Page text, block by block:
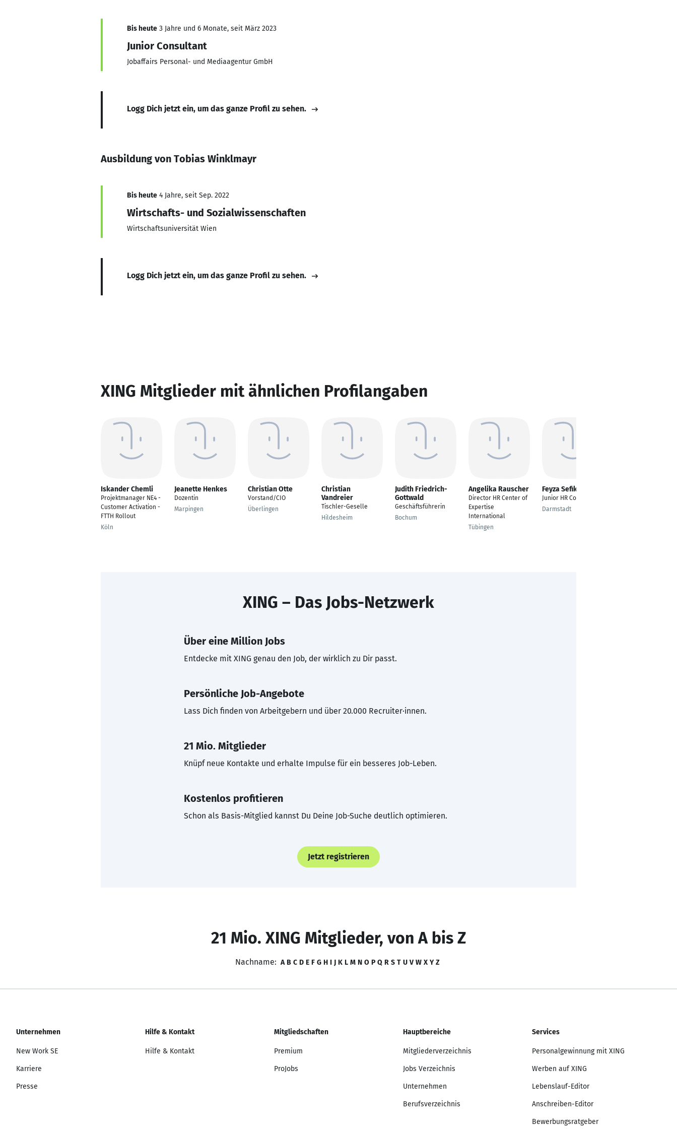
Bis heute 3 Jahre und 6 Monate, seit März 2023
Junior Consultant
Jobaffairs Personal- und Mediaagentur GmbH
Logg Dich jetzt ein, um das ganze Profil zu sehen.
Ausbildung von Tobias Winklmayr
Bis heute 4 Jahre, seit Sep. 2022
Wirtschafts- und Sozialwissenschaften
Wirtschaftsuniversität Wien
Logg Dich jetzt ein, um das ganze Profil zu sehen.
XING Mitglieder mit ähnlichen Profilangaben
Iskander Chemli
Projektmanager NE4 -
Customer Activation -
FTTH Rollout
Köln
Jeanette Henkes
Dozentin
Marpingen
Christian Otte
Vorstand/CIO
Überlingen
Christian
Vandreier
Tischler-Geselle
Hildesheim
Judith Friedrich-
Gottwald
Geschäftsführerin
Bochum
Angelika Rauscher
Director HR Center of
Expertise
International
Tübingen
Feyza Sefika Akyüz
Junior HR Consultant
Darmstadt
XING – Das Jobs-Netzwerk
Über eine Million Jobs
Entdecke mit XING genau den Job, der wirklich zu Dir passt.
Persönliche Job-Angebote
Lass Dich finden von Arbeitgebern und über 20.000 Recruiter·innen.
21 Mio. Mitglieder
Knüpf neue Kontakte und erhalte Impulse für ein besseres Job-Leben.
Kostenlos profitieren
Schon als Basis-Mitglied kannst Du Deine Job-Suche deutlich optimieren.
Jetzt registrieren
21 Mio. XING Mitglieder, von A bis Z
Nachname: A B C D E F G H I J K L M N O P Q R S T U V W X Y Z
Unternehmen
New Work SE
Karriere
Presse
Hilfe & Kontakt
Hilfe & Kontakt
Mitgliedschaften
Premium
ProJobs
Hauptbereiche
Mitgliederverzeichnis
Jobs Verzeichnis
Unternehmen
Berufsverzeichnis
Services
Personalgewinnung mit XING
Werben auf XING
Lebenslauf-Editor
Anschreiben-Editor
Bewerbungsratgeber